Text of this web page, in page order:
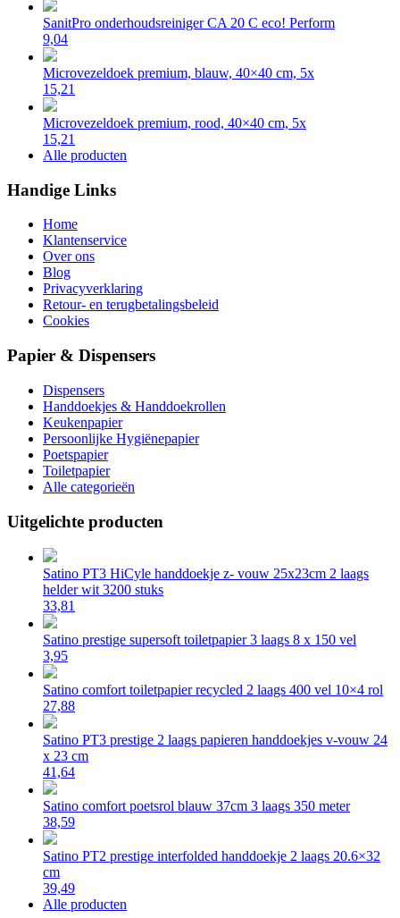
SanitPro onderhoudsreiniger CA 20 C eco! Perform
9,04
Microvezeldoek premium, blauw, 40×40 cm, 5x
15,21
Microvezeldoek premium, rood, 40×40 cm, 5x
15,21
Alle producten
Handige Links
Home
Klantenservice
Over ons
Blog
Privacyverklaring
Retour- en terugbetalingsbeleid
Cookies
Papier & Dispensers
Dispensers
Handdoekjes & Handdoekrollen
Keukenpapier
Persoonlijke Hygiënepapier
Poetspapier
Toiletpapier
Alle categorieën
Uitgelichte producten
Satino PT3 HiCyle handdoekje z- vouw 25x23cm 2 laags
helder wit 3200 stuks
33,81
Satino prestige supersoft toiletpapier 3 laags 8 x 150 vel
3,95
Satino comfort toiletpapier recycled 2 laags 400 vel 10×4 rol
27,88
Satino PT3 prestige 2 laags papieren handdoekjes v-vouw 24
x 23 cm
41,64
Satino comfort poetsrol blauw 37cm 3 laags 350 meter
38,59
Satino PT2 prestige interfolded handdoekje 2 laags 20.6×32
cm
39,49
Alle producten